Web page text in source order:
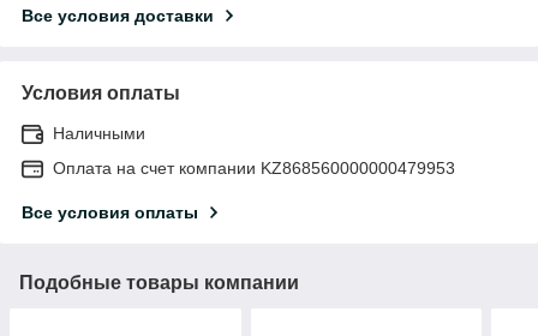
Все условия доставки
Условия оплаты
Наличными
Оплата на счет компании KZ868560000000479953
Все условия оплаты
Подобные товары компании